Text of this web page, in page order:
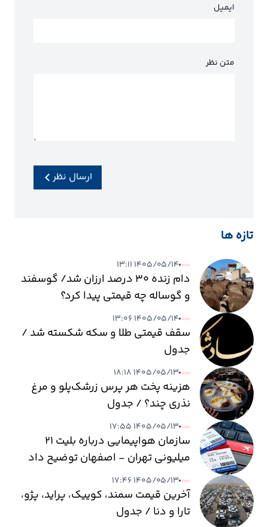
ایمیل
متن نظر
ارسال نظر
تازه ها
۱۴۰۵/۰۵/۱۴ ۱۳:۱۱
دام زنده ۳۰ درصد ارزان شد/ گوسفند
و گوساله چه قیمتی پیدا کرد؟
۱۴۰۵/۰۵/۱۴ ۱۳:۰۶
سقف قیمتی طلا و سکه شکسته شد /
جدول
۱۴۰۵/۰۵/۱۳ ۱۸:۱۸
هزینه پخت هر پرس زرشک‌پلو و مرغ
نذری چند؟ / جدول
۱۴۰۵/۰۵/۱۳ ۱۷:۵۵
سازمان هواپیمایی درباره بلیت ۲۱
میلیونی تهران - اصفهان توضیح داد
۱۴۰۵/۰۵/۱۳ ۱۷:۴۶
آخرین قیمت سمند، کوییک، پراید، پژو،
تارا و دنا / جدول